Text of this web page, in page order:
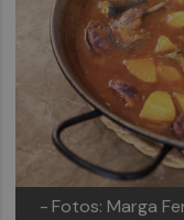
- Fotos: Marga